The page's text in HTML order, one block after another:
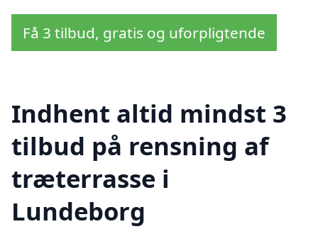
Få 3 tilbud, gratis og uforpligtende
Indhent altid mindst 3
tilbud på rensning af
træterrasse i
Lundeborg